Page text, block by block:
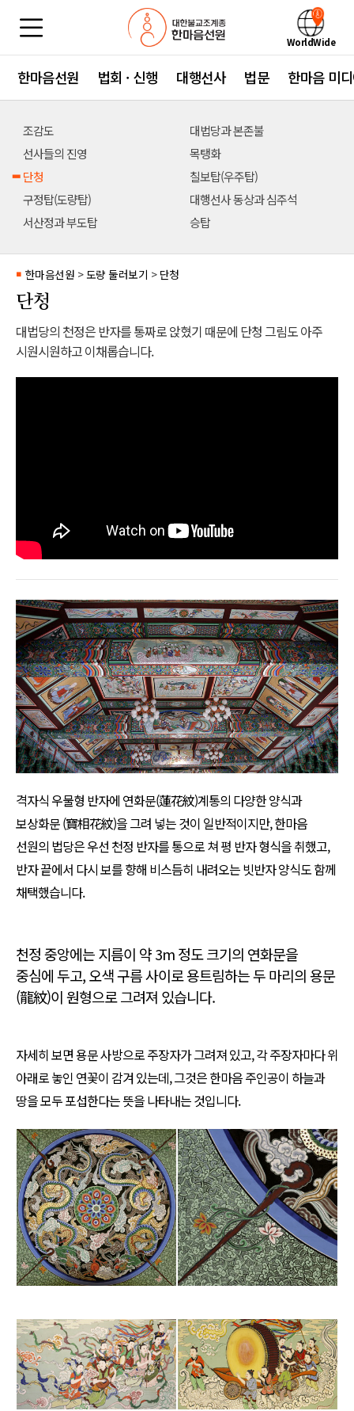
WorldWide
한마음선원 법회 · 신행 대행선사 법문 한마음 미
조감도
대법당과 본존불
선사들의 진영
목탱화
단청
칠보탑(우주탑)
구정탑(도량탑)
대행선사 동상과 심주석
서산정과 부도탑
승탑
■ 한마음선원 > 도량 둘러보기 > 단청
단청
대법당의 천정은 반자를 통짜로 앉혔기 때문에 단청 그림도 아주
시원시원하고 이채롭습니다.
격자식 우물형 반자에 연화문(蓮花紋)계통의 다양한 양식과
보상화문 (寶相花紋)을 그려 넣는 것이 일반적이지만, 한마음
선원의 법당은 우선 천정 반자를 통으로 쳐 평 반자 형식을 취했고,
반자 끝에서 다시 보를 향해 비스듬히 내려오는 빗반자 양식도 함께
채택했습니다.
천정 중앙에는 지름이 약 3m 정도 크기의 연화문을
중심에 두고, 오색 구름 사이로 용트림하는 두 마리의 용문
(龍紋)이 원형으로 그려져 있습니다.
자세히 보면 용문 사방으로 주장자가 그려져 있고, 각 주장자마다 위
아래로 놓인 연꽃이 감겨 있는데, 그것은 한마음 주인공이 하늘과
땅을 모두 포섭한다는 뜻을 나타내는 것입니다.